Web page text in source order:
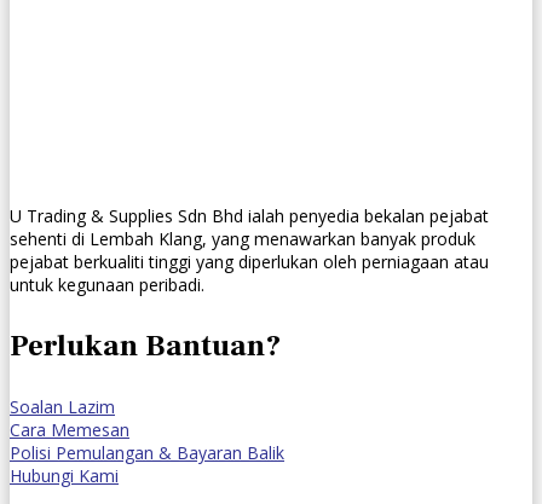
U Trading & Supplies Sdn Bhd ialah penyedia bekalan pejabat
sehenti di Lembah Klang, yang menawarkan banyak produk
pejabat berkualiti tinggi yang diperlukan oleh perniagaan atau
untuk kegunaan peribadi.
Perlukan Bantuan?
Soalan Lazim
Cara Memesan
Polisi Pemulangan & Bayaran Balik
Hubungi Kami